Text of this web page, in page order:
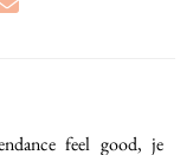
feel good, je